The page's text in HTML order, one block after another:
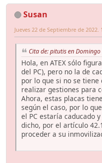
Susan
Jueves 22 de Septiembre de 2022.
Cita de: pitutis en
Hola, en ATEX sólo
del PC), pero no la de
por lo que si no se tiene
realizar gestiones para
Ahora, estas placas
según el caso, por lo
el PC estaría caducado
dicho, por el artículo
proceder a su